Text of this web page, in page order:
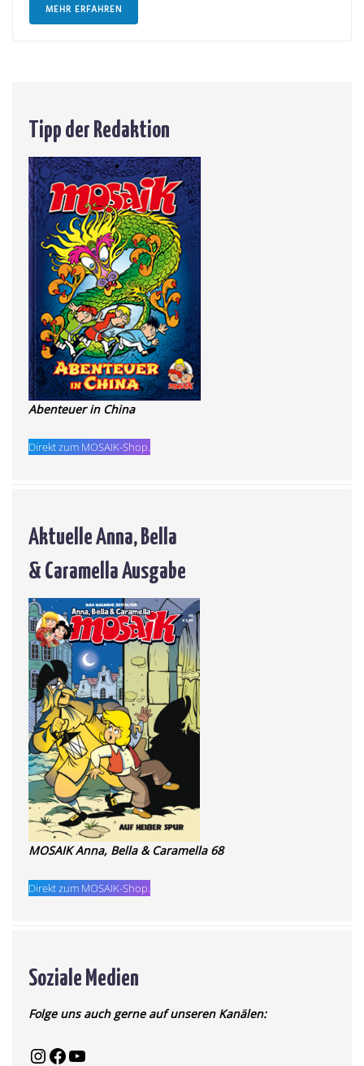
MEHR ERFAHREN
Tipp der Redaktion
Abenteuer in China
Direkt zum MOSAIK-Shop.
Aktuelle Anna, Bella
& Caramella Ausgabe
MOSAIK Anna, Bella & Caramella 68
Direkt zum MOSAIK-Shop.
Soziale Medien
Folge uns auch gerne auf unseren Kanälen: